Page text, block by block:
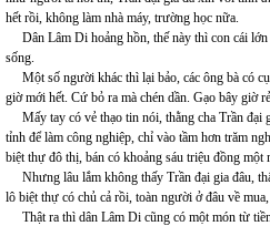
hết rồi, không làm nhà máy, trường học nữa.
Dân Lâm Di hoảng hồn, thế này thì con cái lớn
sống.
Một số người khác thì lại bảo, các ông bà có
giờ mới hết. Cứ bỏ ra mà chén dần. Gạo bây giờ
Mấy tay có vẻ thạo tin nói, thằng cha Trần đại
tỉnh để làm công nghiệp, chỉ vào tầm hơn trăm
biệt thự đô thị, bán có khoảng sáu triệu đồng
Nhưng lâu lắm không thấy Trần đại gia đâu,
lô biệt thự có chủ cả rồi, toàn người ở đâu về
Thật ra thì dân Lâm Di cũng có một món từ